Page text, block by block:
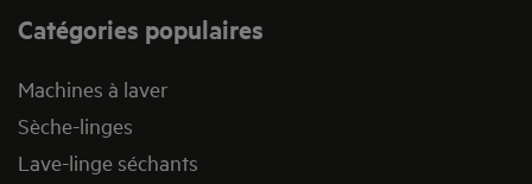
Catégories populaires
Machines à laver
Sèche-linges
Lave-linge séchants